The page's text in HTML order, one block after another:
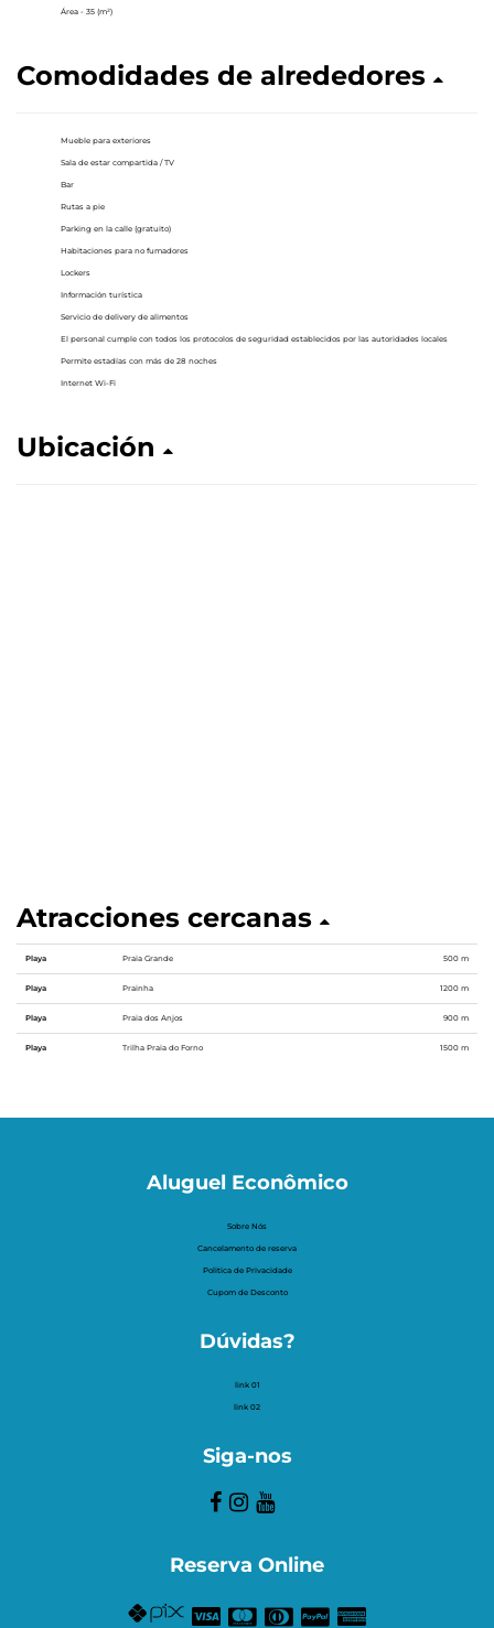
Área - 35 (m²)
Comodidades de alrededores
Mueble para exteriores
Sala de estar compartida / TV
Bar
Rutas a pie
Parking en la calle (gratuito)
Habitaciones para no fumadores
Lockers
Información turística
Servicio de delivery de alimentos
El personal cumple con todos los protocolos de seguridad establecidos por las autoridades locales
Permite estadías con más de 28 noches
Internet Wi-Fi
Ubicación
Atracciones cercanas
Playa Praia Grande 500 m
Playa Prainha 1200 m
Playa Praia dos Anjos 900 m
Playa Trilha Praia do Forno 1500 m
Aluguel Econômico
Sobre Nós
Cancelamento de reserva
Politica de Privacidade
Cupom de Desconto
Dúvidas?
link 01
link 02
Siga-nos
Reserva Online